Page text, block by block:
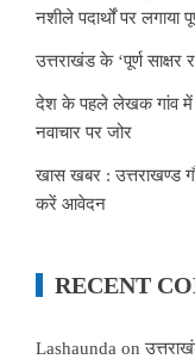
नशीले पदार्थों पर लगाया
उत्तराखंड के ‘पूर्ण साक्षर
देश के पहले लेखक गांव में
नवाचार पर जोर
खास खबर : उत्तराखण्ड
करें आवेदन
RECENT
Lashaunda on